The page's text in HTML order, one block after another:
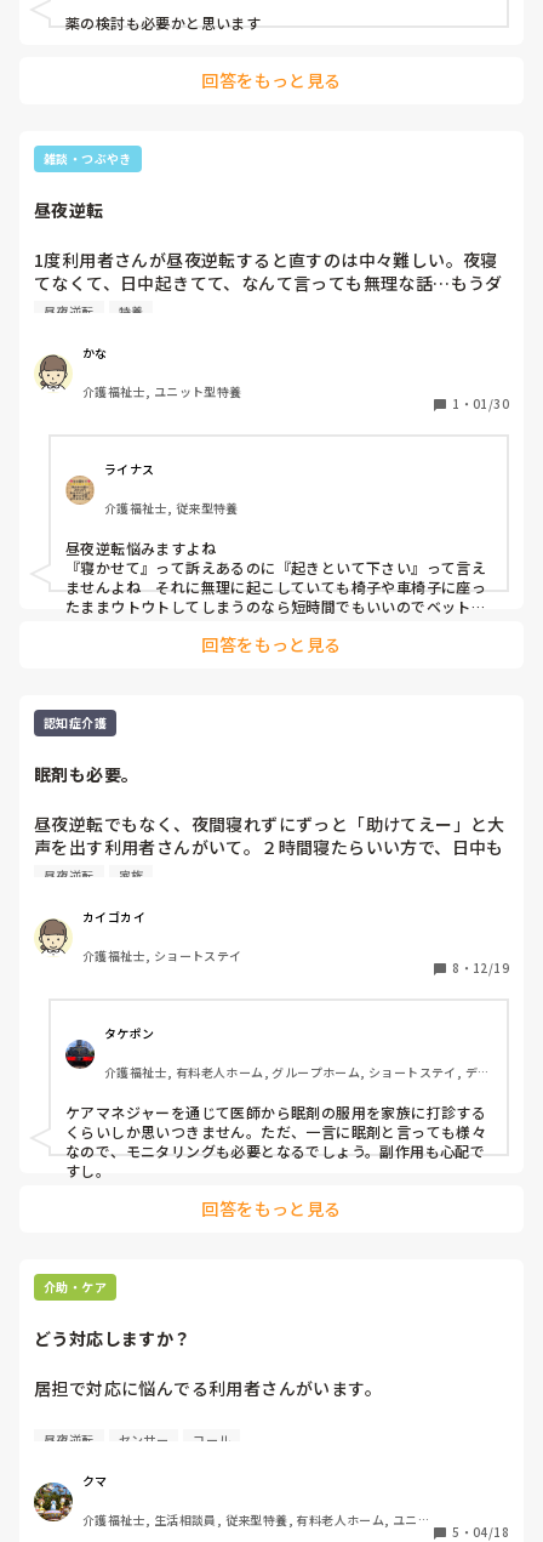
薬の検討も必要かと思います
回答をもっと見る
雑談・つぶやき
昼夜逆転
1度利用者さんが昼夜逆転すると直すのは中々難しい。夜寝
てなくて、日中起きてて、なんて言っても無理な話…もうダ
メ…横にさせて…なんて言われると無理には起こせず、結局
昼夜逆転 特養
かな
介護福祉士, ユニット型特養
1 ・ 01/30
ライナス
介護福祉士, 従来型特養
昼夜逆転悩みますよね
『寝かせて』って訴えあるのに『起きといて下さい』って言え
ませんよね　それに無理に起こしていても椅子や車椅子に座っ
たままウトウトしてしまうのなら短時間でもいいのでベットで
伝える事によって職員との関係もトラブルないように感じてい
ます
回答をもっと見る
認知症介護
眠剤も必要。
昼夜逆転でもなく、夜間寝れずにずっと「助けてえー」と大
声を出す利用者さんがいて。２時間寝たらいい方で、日中も
数分寝て起きてを繰り返してて、しんどそうだなあと思うん
んな感じ。目が覚めたら怖くて不安なのか、「おかあさーー
ーん。助けてえーー」と呼び続けてる。かわいそう過ぎる。
昼夜逆転 家族
カイゴカイ
介護福祉士, ショートステイ
8 ・ 12/19
タケポン
介護福祉士, 有料老人ホーム, グループホーム, ショートステイ, デイ
ケアマネジャーを通じて医師から眠剤の服用を家族に打診する
くらいしか思いつきません。ただ、一言に眠剤と言っても様々
なので、モニタリングも必要となるでしょう。副作用も心配で
すし。
回答をもっと見る
介助・ケア
どう対応しますか？
居担で対応に悩んでる利用者さんがいます。
・転倒リスク
知症により危険行動の自覚なく、トイレ時などナースコール
を押さないためセンサーマット使用。退院直後に比べて現在
は独歩でも比較的安定してきてはいるものの、車椅子や歩行
昼夜逆転 センサー コール
クマ
介護福祉士, 生活相談員, 従来型特養, 有料老人ホーム, ユニッ
5 ・ 04/18